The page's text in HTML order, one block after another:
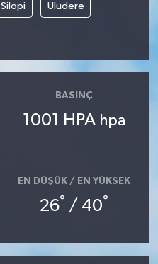
Silopi Uludere
BASINÇ
1001 HPA hpa
EN DÜŞÜK / EN YÜKSEK
26° / 40°